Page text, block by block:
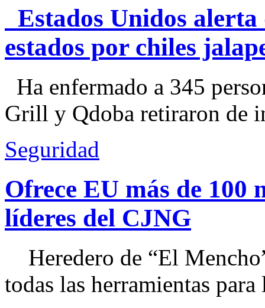
Estados Unidos alerta
estados por chiles
Ha enfermado a 345
Grill y Qdoba retiraron de
Seguridad
Ofrece EU más de 100
líderes del CJNG
Heredero de “El
todas las herramientas